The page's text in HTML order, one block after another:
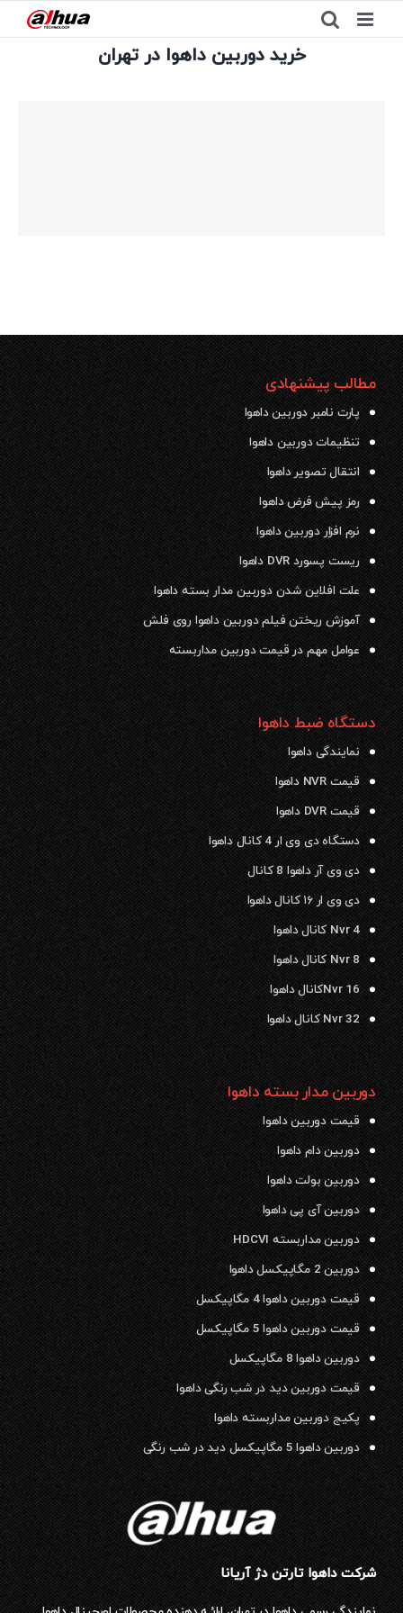
to
خرید دوربین داهوا در تهران
مطالب پیشنهادی
پارت نامبر دوربین داهوا
تنظیمات دوربین داهوا
انتقال تصویر داهوا
رمز پیش فرض داهوا
نرم افزار دوربین داهوا
ریست پسورد DVR داهوا
علت افلاین شدن دوربین مدار بسته داهوا
آموزش ریختن فیلم دوربین داهوا روی فلش
عوامل مهم در قیمت دوربین مداربسته
دستگاه ضبط داهوا
نمایندگی داهوا
قیمت NVR داهوا
قیمت DVR داهوا
دستگاه دی وی ار 4 کانال داهوا
دی وی آر داهوا 8 کانال
دی وی ار ۱۶ کانال داهوا
Nvr 4 کانال داهوا
Nvr 8 کانال داهوا
Nvr 16کانال داهوا
Nvr 32 کانال داهوا
دوربین مدار بسته داهوا
قیمت دوربین داهوا
دوربین دام داهوا
دوربین بولت داهوا
دوربین آی پی داهوا
دوربین مداربسته HDCVI
دوربین 2 مگاپیکسل داهوا
قیمت دوربین داهوا 4 مگاپیکسل
قیمت دوربین داهوا 5 مگاپیکسل
دوربین داهوا 8 مگاپیکسل
قیمت دوربین دید در شب رنگی داهوا
پکیج دوربین مداربسته داهوا
دوربین داهوا 5 مگاپیکسل دید در شب رنگی
شرکت داهوا تارتن دژ آریانا